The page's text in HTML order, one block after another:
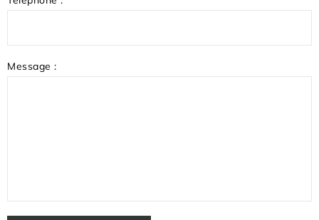
Message :